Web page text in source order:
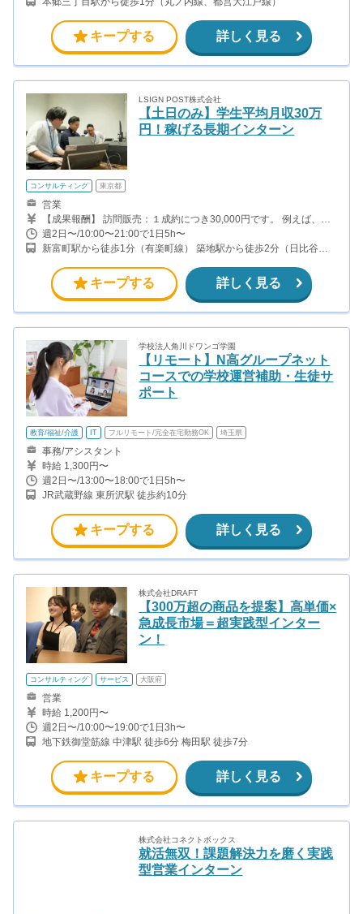
キープする 詳しく見る
LSIGN POST株式会社
【土日のみ】学生平均月収30万
円！稼げる長期インターン
コンサルティング 東京都
営業
【成果報酬】 訪問販売：１成約につき30,000円です。 例えば、光
インターネットの成約であれば、平均的に2.5日で1件の契約が見込
めます。（12,000円/1日6時間稼働） ＜月収例＞月に100万以上稼
ぐ方もいます！ ・月5件成約：150,000円 ・月15件成約：450,000
円 ・月30成約：900,000円➕マネジメントインセンティブ300,000
円 合計1,200,000円 時給換算で2,000円程度が、平均的なインタ
ーン生の報酬となっています。
週2日〜/10:00〜21:00で1日5h〜
新富町駅から徒歩1分（有楽町線） 築地駅から徒歩2分（日比谷
キープする 詳しく見る
学校法人角川ドワンゴ学園
【リモート】N高グループネット
コースでの学校運営補助・生徒サ
ポート
教育/福祉/介護 IT フルリモート/完全在宅勤務OK 埼玉県
事務/アシスタント
時給 1,300円〜
週2日〜/13:00〜18:00で1日5h〜
JR武蔵野線 東所沢駅 徒歩約10分
キープする 詳しく見る
株式会社DRAFT
【300万超の商品を提案】高単価×
急成長市場＝超実践型インター
ン！
コンサルティング サービス 大阪府
営業
時給 1,200円〜
週2日〜/10:00〜19:00で1日3h〜
地下鉄御堂筋線 中津駅 徒歩6分 梅田駅 徒歩7分
キープする 詳しく見る
株式会社コネクトボックス
就活無双！課題解決力を磨く実践
型営業インターン